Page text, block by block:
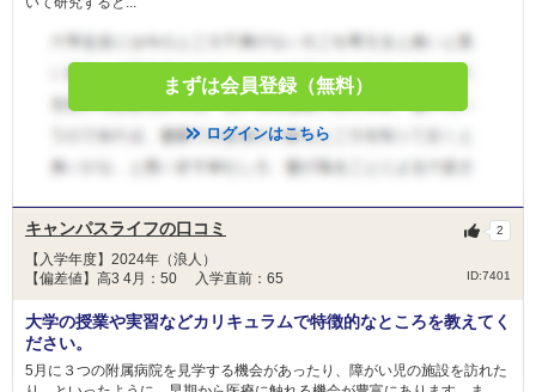
まずは会員登録（無料）
ログインはこちら
キャンパスライフの口コミ
【入学年度】2024年（浪人）
【偏差値】高3 4月：50 入学直前：65
ID:7401
2
大学の授業や実習などカリキュラムで特徴的なところを教えてく
ださい。
5月に３つの附属病院を見学する機会があったり、障がい児の施設を訪れた